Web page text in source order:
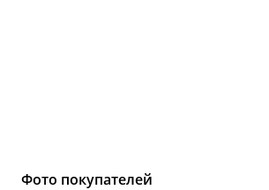
Фото покупателей